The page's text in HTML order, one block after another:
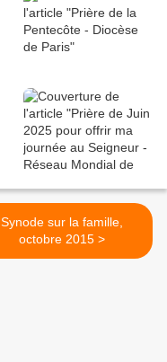
Synode sur la famille,
octobre 2015 >